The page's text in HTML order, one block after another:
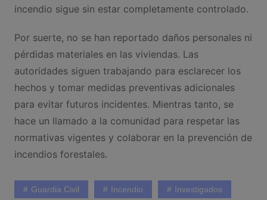
incendio sigue sin estar completamente controlado.
Por suerte, no se han reportado daños personales ni
pérdidas materiales en las viviendas. Las
autoridades siguen trabajando para esclarecer los
hechos y tomar medidas preventivas adicionales
para evitar futuros incidentes. Mientras tanto, se
hace un llamado a la comunidad para respetar las
normativas vigentes y colaborar en la prevención de
incendios forestales.
Guardia Civil Incendio Investigados